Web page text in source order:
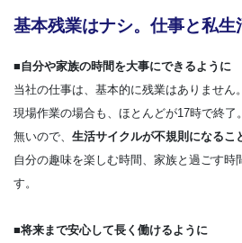
基本残業はナシ。仕事と私生
■自分や家族の時間を大事にできるように
当社の仕事は、基本的に残業はありません。
現場作業の場合も、ほとんどが17時で終了
無いので、 生活サイクルが不規則になるこ
自分の趣味を楽しむ時間、家族と過ごす時
す。
■将来まで安心して長く働けるように